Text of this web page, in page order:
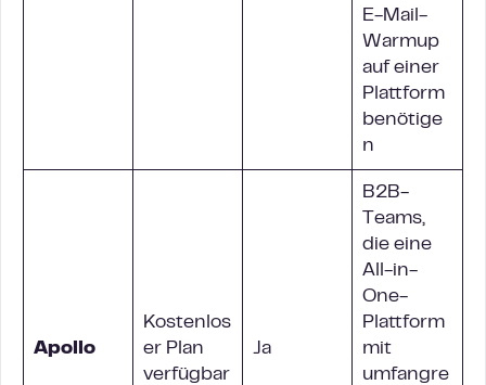
E-Mail-
Warmup
auf einer
Plattform
benötige
n
Apollo
Kostenlos
er Plan
verfügbar
Ja
B2B-
Teams,
die eine
All-in-
One-
Plattform
mit
umfangre